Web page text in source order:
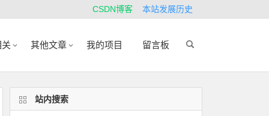
CSDN博客 本站发展历史
其他文章 我的项目 留言板
站内搜索